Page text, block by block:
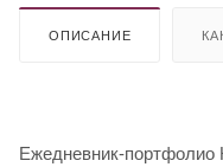
ОПИСАНИЕ
Ежедневник-